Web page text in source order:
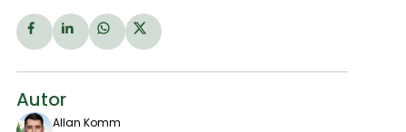
Autor
Allan Komm